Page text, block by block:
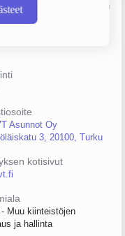
Lähde: YTJ, PRH, Traficom
Asunnot Oy
3, 20100, Turku
kotisivut
Muu kiinteistöjen
ja hallinta